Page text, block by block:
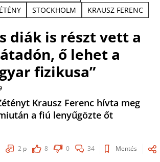
STOCKHOLM KRAUSZ FERENC
s diák is részt vett a
ő lehet a
fizikusa”
Krausz Ferenc hívta meg
a fiú lenyűgözte őt
2 p 8 0 34 Mentés